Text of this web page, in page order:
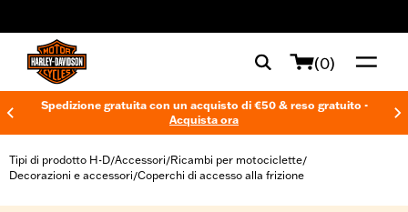
(0)
Spedizione gratuita con un acquisto di €50 & reso gratuito -
Acquista ora
Tipi di prodotto H-D/Accessori/Ricambi per motociclette/
Decorazioni e accessori/Coperchi di accesso alla frizione